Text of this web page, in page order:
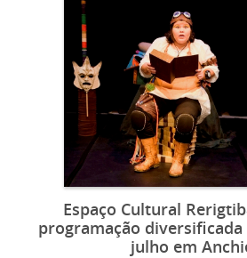
Espaço Cultural
programação
julho em